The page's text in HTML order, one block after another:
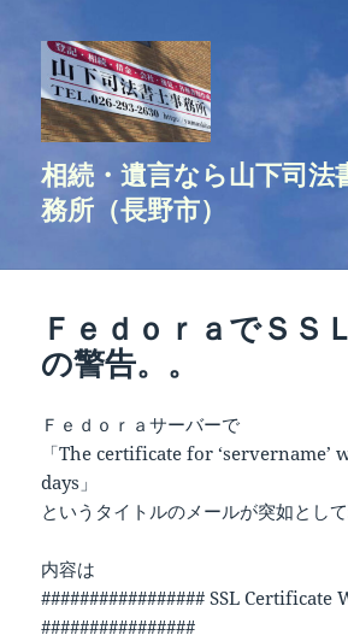
相続・遺言なら山下司法
務所（長野市）
ＦｅｄｏｒａでＳＳ
の警告。。
Ｆｅｄｏｒａサーバーで
「The certificate for
days」
というタイトルのメールが突如として
内容は
################# SSL Certificate
################